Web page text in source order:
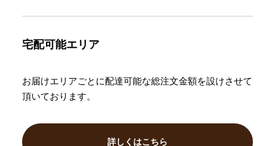
宅配可能エリア
お届けエリアごとに配達可能な総注文金額を設けさせて
頂いております。
詳しくはこちら